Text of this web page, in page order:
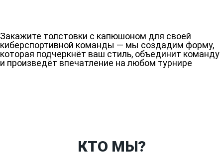
Закажите толстовки с капюшоном для своей
киберспортивной команды — мы создадим форму,
которая подчеркнёт ваш стиль, объединит команду
и произведёт впечатление на любом турнире
КТО МЫ?